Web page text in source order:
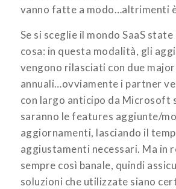
vanno fatte a modo…altrimenti
Se si sceglie il mondo SaaS
cosa: in questa modalità, gli
vengono rilasciati con due
annuali…ovviamente i partner
con largo anticipo da Microsoft
saranno le features aggiunte/
aggiornamenti, lasciando il
aggiustamenti necessari. Ma in
sempre così banale, quindi
soluzioni che utilizzate siano